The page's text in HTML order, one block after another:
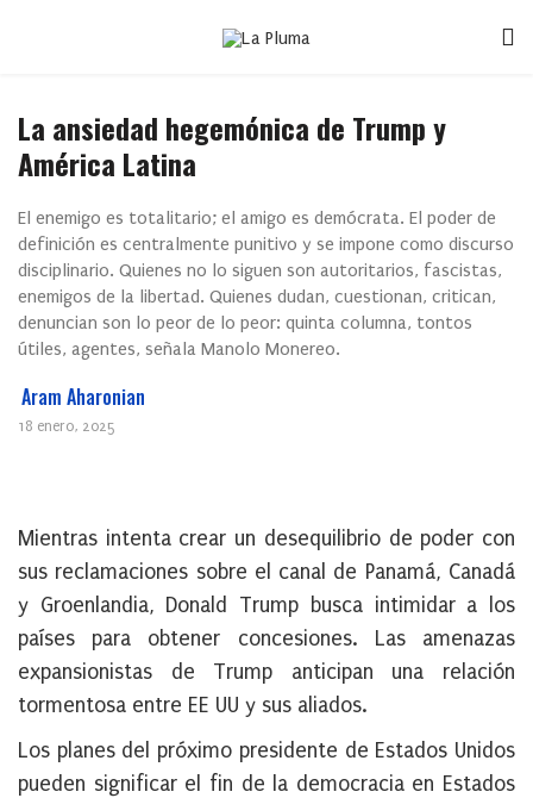
La ansiedad hegemónica de Trump y
América Latina
El enemigo es totalitario; el amigo es demócrata. El poder de
definición es centralmente punitivo y se impone como discurso
disciplinario. Quienes no lo siguen son autoritarios, fascistas,
enemigos de la libertad. Quienes dudan, cuestionan, critican,
denuncian son lo peor de lo peor: quinta columna, tontos
útiles, agentes, señala Manolo Monereo.
Aram Aharonian
18 enero, 2025
Mientras intenta crear un desequilibrio de poder con
sus reclamaciones sobre el canal de Panamá, Canadá
y Groenlandia, Donald Trump busca intimidar a los
países para obtener concesiones. Las amenazas
expansionistas de Trump anticipan una relación
tormentosa entre EE UU y sus aliados.
Los planes del próximo presidente de Estados Unidos
pueden significar el fin de la democracia en Estados